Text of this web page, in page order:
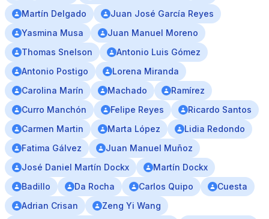
Martín Delgado
Juan José García Reyes
Yasmina Musa
Juan Manuel Moreno
Thomas Snelson
Antonio Luis Gómez
Antonio Postigo
Lorena Miranda
Carolina Marín
Machado
Ramírez
Curro Manchón
Felipe Reyes
Ricardo Santos
Carmen Martin
Marta López
Lidia Redondo
Fatima Gálvez
Juan Manuel Muñoz
José Daniel Martín Dockx
Martín Dockx
Badillo
Da Rocha Carlos Quipo
Cuesta
Adrian Crisan
Zeng Yi Wang